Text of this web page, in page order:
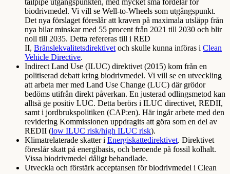
tailpipe utgångspunkten, med mycket små fördelar för
biodrivmedel. Vi vill se Well-to-Wheels som utgångspunkt.
Det nya förslaget föreslår att kraven på maximala utsläpp från
nya bilar minskar med 55 procent från 2021 till 2030 och blir
noll till 2035. Detta refereras till i RED
II, Bränslekvalitetsdirektivet och skulle kunna införas i Clean
Vehicle Directive.
Indirect Land Use (ILUC) direktivet (2015) kom från en
politiserad debatt kring biodrivmedel. Vi vill se en utveckling
att arbeta mer med Land Use Change (LUC) där grödor
bedöms utifrån direkt påverkan. En justerad odlingsmetod kan
alltså ge positiv LUC. Detta berörs i ILUC directivet, REDII,
samt i jordbrukspolitiken (CAP:en). Här ingår arbete med den
revidering Kommissionen uppdragits att göra som en del av
REDII (low ILUC risk/high ILUC risk).
Klimatrelaterade skatter i Energiskattedirektivet. Direktivet
föreslår skatt på energibasis, och beroende på fossil kolhalt.
Vissa biodrivmedel dåligt behandlade.
Utveckla och förstärk acceptansen för biodrivmedel i Clean